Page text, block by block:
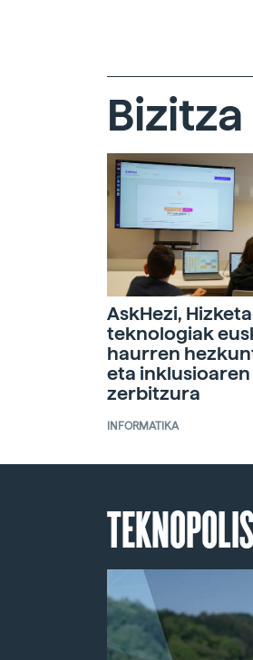
Bizitza
AskHezi,
teknologiak
haurren
eta inklusioaren
zerbitzura
INFORMATIKA
TEKNOPOLIS